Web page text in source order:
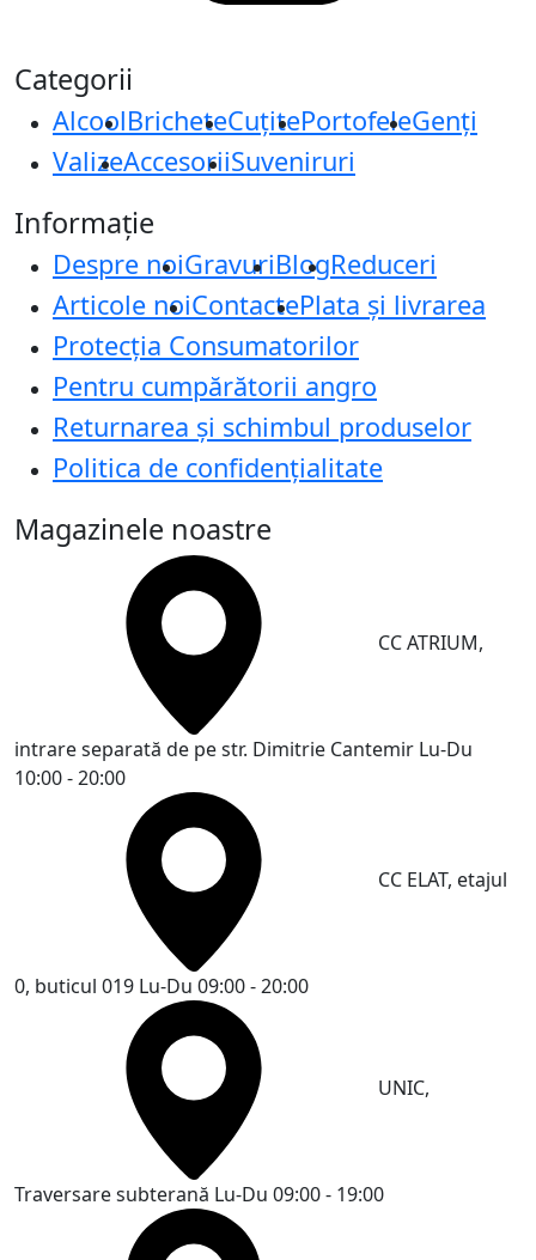
Categorii
AlcoolBricheteCuțitePortofeleGenți
ValizeAccesoriiSuveniruri
Informație
Despre noiGravuriBlogReduceri
Articole noiContactePlata și livrarea
Protecţia Consumatorilor
Pentru cumpărătorii angro
Returnarea și schimbul produselor
Politica de confidențialitate
Magazinele noastre
CC ATRIUM,
intrare separată de pe str. Dimitrie Cantemir Lu-Du
10:00 - 20:00
CC ELAT, etajul
0, buticul 019 Lu-Du 09:00 - 20:00
UNIC,
Traversare subterană Lu-Du 09:00 - 19:00